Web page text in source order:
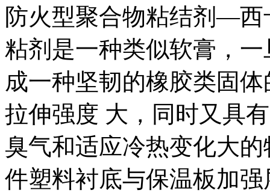
防火型聚合物粘结剂—
粘剂是一种类似软膏，
成一种坚韧的橡胶类固
拉伸强度 大，同时又具
臭气和适应冷热变化大
件塑料衬底与保温板加